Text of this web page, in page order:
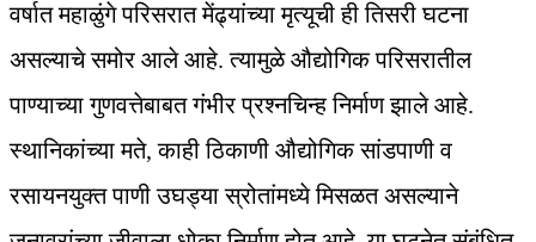
वर्षात महाळुंगे परिसरात मेंढ्यांच्या मृत्यूची ही तिसरी घटना
असल्याचे समोर आले आहे. त्यामुळे औद्योगिक परिसरातील
पाण्याच्या गुणवत्तेबाबत गंभीर प्रश्नचिन्ह निर्माण झाले आहे.
स्थानिकांच्या मते, काही ठिकाणी औद्योगिक सांडपाणी व
रसायनयुक्त पाणी उघड्या स्रोतांमध्ये मिसळत असल्याने